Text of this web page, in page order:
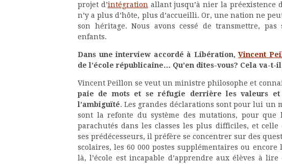
projet d’intégrationallant jusqu’à nier la préexistence
n’y a plus d’hôte, plus d’accueilli. Or, une nation ne
son héritage. Nous avons cessé de transmettre,
enfants.
Dans une interview accordé à Libération,Vincent
de l’école républicaine… Qu’en dites-vous? Cela va-t-il
Vincent Peillon se veut un ministre philosophe et
paie de mots et se réfugie derrière les valeurs
l’ambiguïté. Les grandes déclarations sont pour lui un
sont la refonte du système des mutations, pour que
parachutés dans les classes les plus difficiles, et celle
ses prédécesseurs, il préfère se concentrer sur des
scolaires, les 60 000 postes supplémentaires ou
là, l’école est incapable d’apprendre aux élèves à